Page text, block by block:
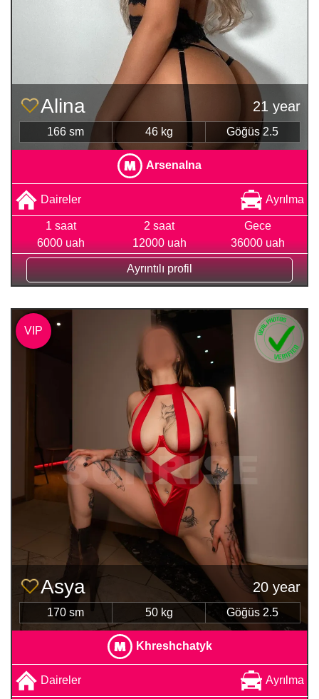
Alina 21 year
166 sm 46 kg Göğüs 2.5
Arsenalna
Daireler Ayrılma
1 saat
6000 uah
2 saat
12000 uah
Gece
36000 uah
Ayrıntılı profil
Asya 20 year
170 sm 50 kg Göğüs 2.5
Khreshchatyk
Daireler Ayrılma
VIP